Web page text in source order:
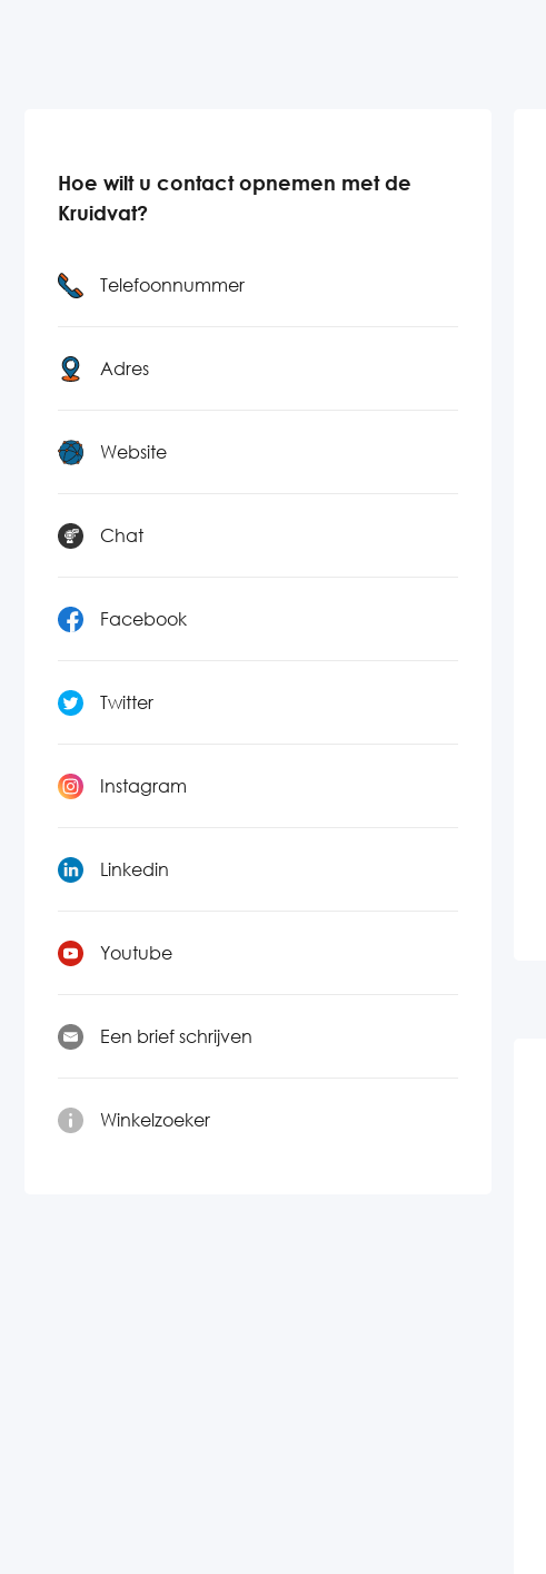
Hoe wilt u contact opnemen met de
Kruidvat?
Telefoonnummer
Adres
Website
Chat
Facebook
Twitter
Instagram
Linkedin
Youtube
Een brief schrijven
Winkelzoeker